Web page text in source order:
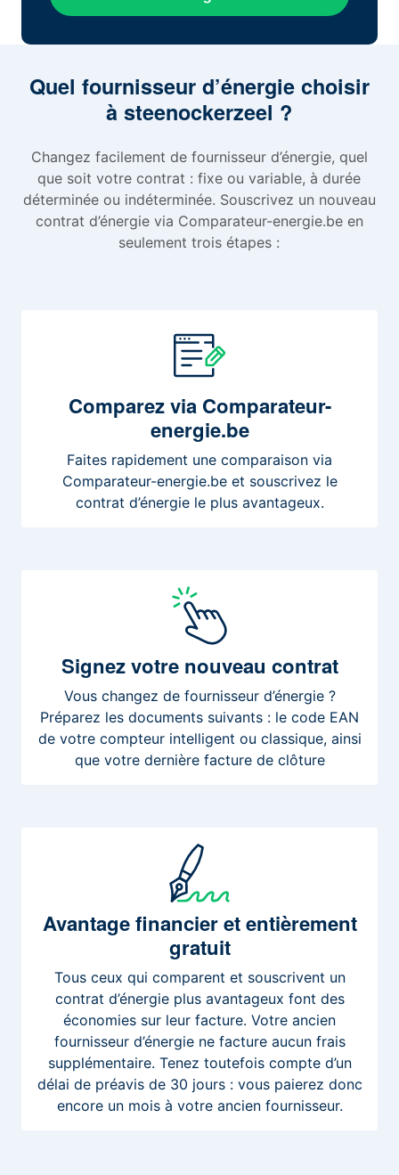
Quel fournisseur d’énergie choisir
à steenockerzeel ?
Changez facilement de fournisseur d’énergie, quel
que soit votre contrat : fixe ou variable, à durée
déterminée ou indéterminée. Souscrivez un nouveau
contrat d’énergie via Comparateur-energie.be en
seulement trois étapes :
Comparezvia Comparateur-
energie.be
Faites rapidement une comparaison via
Comparateur-energie.be et souscrivez le
contrat d’énergie le plus avantageux.
Signezvotre nouveau contrat
Vous changez de fournisseur d’énergie ?
Préparez les documents suivants : le code EAN
de votre compteur intelligent ou classique, ainsi
que votre dernière facture de clôture
Avantagefinancier et entièrement
gratuit
Tous ceux qui comparent et souscrivent un
contrat d’énergie plus avantageux font des
économies sur leur facture. Votre ancien
fournisseur d’énergie ne facture aucun frais
supplémentaire. Tenez toutefois compte d’un
délai de préavis de 30 jours : vous paierez donc
encore un mois à votre ancien fournisseur.